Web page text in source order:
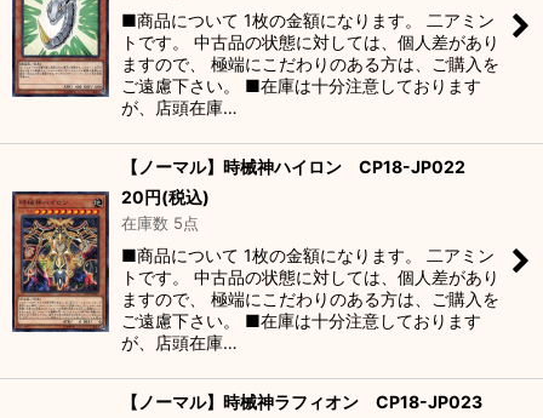
■商品について 1枚の金額になります。 二アミン
トです。 中古品の状態に対しては、個人差があり
ますので、 極端にこだわりのある方は、ご購入を
ご遠慮下さい。 ■在庫は十分注意しております
が、店頭在庫…
【ノーマル】時械神ハイロン CP18-JP022
20円(税込)
在庫数 5点
■商品について 1枚の金額になります。 二アミン
トです。 中古品の状態に対しては、個人差があり
ますので、 極端にこだわりのある方は、ご購入を
ご遠慮下さい。 ■在庫は十分注意しております
が、店頭在庫…
【ノーマル】時械神ラフィオン CP18-JP023